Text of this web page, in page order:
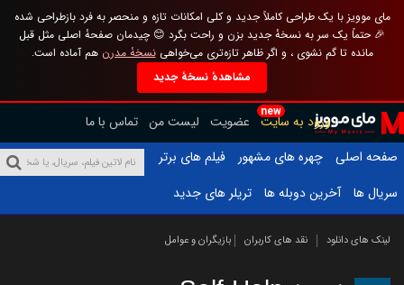
مای موویز با یک طراحی کاملاً جدید و کلی امکانات تازه و منحصر به فرد بازطراحی شده
🎉 حتماً یک سر به نسخهٔ جدید بزن و راحت بگرد 😊 چیدمان صفحهٔ اصلی مثل قبل
مانده تا گم نشوی ، و اگر ظاهر تازه‌تری می‌خواهینسخهٔ مدرن هم آماده است.
مشاهدهٔ نسخهٔ جدید
new
ورود به سایت عضویت لیست من تماس با ما
صفحه اصلی
چهره های مشهور
فیلم های برتر
سریال ها
آخرین دوبله ها تریلر های جدید
لینک های دانلود نقد های کاربران بازیگران و عوامل